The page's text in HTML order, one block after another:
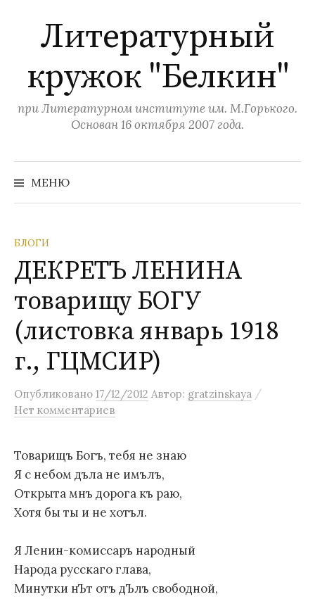
т
с
о
д
р
и
м
о
м
Литературный
кружок "Белкин"
при Литературном институте им. М.Горького.
Основан 16 октября 2007 года.
МЕНЮ
БЛОГИ
ДЕКРЕТЪ ЛЕНИНА
товарищу БОГУ
(листовка январь 1918
г., ГЦМСИР)
Опубликовано 17/12/2012 Автор: gratzinskaya /
Нет комментариев
Товарищъ Богъ, тебя не знаю
Я с небом дъла не имълъ,
Открыта мнъ дорога къ раю,
Хотя бы ты и не хотъл.
Я Ленин-комиссаръ народный
Народа русскаго глава,
Минутки нЪт отъ дЪлъ свободной,